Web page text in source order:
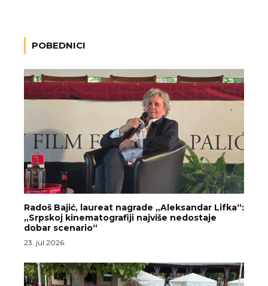
POBEDNICI
Radoš Bajić, laureat nagrade „Aleksandar Lifka“:
„Srpskoj kinematografiji najviše nedostaje
dobar scenario“
23. jul 2026.